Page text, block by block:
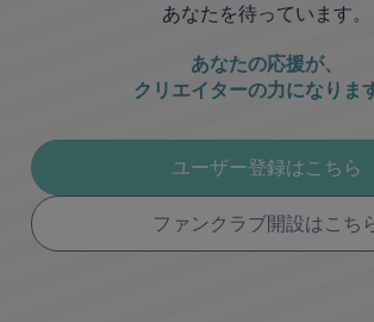
あなたを待っています。
あなたの応援が、
クリエイターの力になりま
ユーザー登録はこちら
ファンクラブ開設はこち